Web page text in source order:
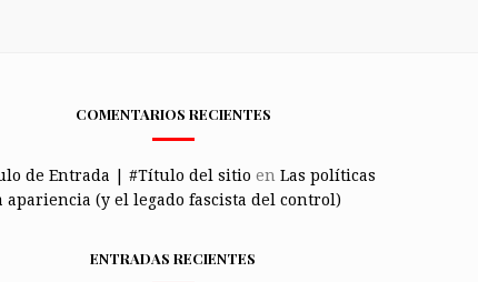
COMENTARIOS RECIENTES
de Entrada | #Título del sitio en Las políticas
apariencia (y el legado fascista del control)
ENTRADAS RECIENTES